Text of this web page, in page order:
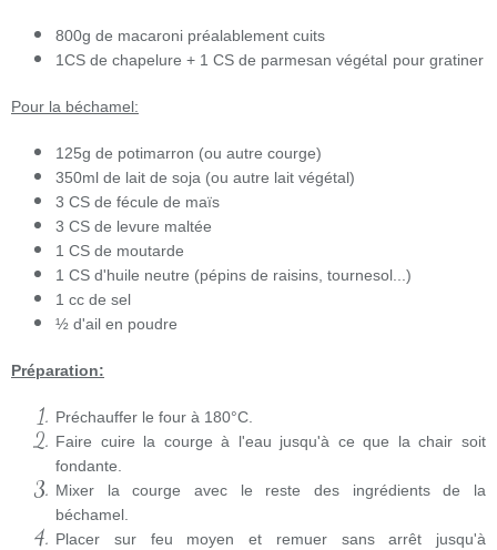
800g de macaroni préalablement cuits
1CS de chapelure + 1 CS de parmesan végétal pour gratiner
Pour la béchamel:
125g de potimarron (ou autre courge)
350ml de lait de soja (ou autre lait végétal)
3 CS de fécule de maïs
3 CS de levure maltée
1 CS de moutarde
1 CS d'huile neutre (pépins de raisins, tournesol...)
1 cc de sel
½ d'ail en poudre
Préparation:
Préchauffer le four à 180°C.
Faire cuire la courge à l'eau jusqu'à ce que la chair soit
fondante.
Mixer la courge avec le reste des ingrédients de la
béchamel.
Placer sur feu moyen et remuer sans arrêt jusqu'à